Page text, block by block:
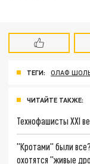
ТЕГИ: ОЛАФ
ЧИТАЙТЕ ТАКЖЕ:
Технофашисты XXI
"Кротами" были
охотятся "живые